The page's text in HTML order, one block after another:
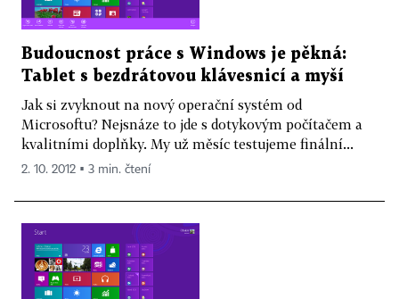
Budoucnost práce s Windows je pěkná:
Tablet s bezdrátovou klávesnicí a myší
Jak si zvyknout na nový operační systém od
Microsoftu? Nejsnáze to jde s dotykovým počítačem a
kvalitními doplňky. My už měsíc testujeme finální...
2. 10. 2012 ▪ 3 min. čtení